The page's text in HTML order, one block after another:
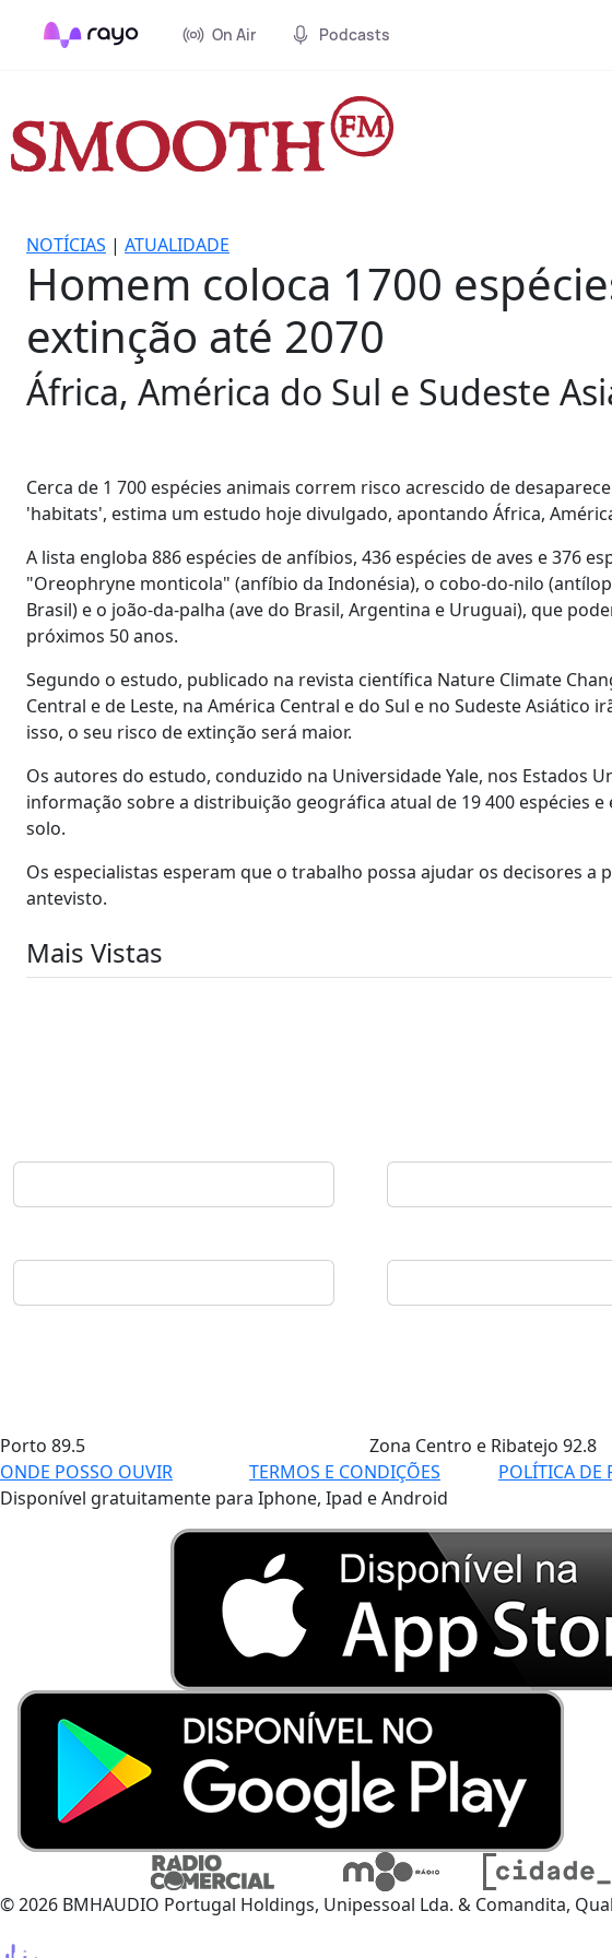
On Air Podcasts
NOTÍCIAS | ATUALIDADE
Homem coloca 1700
extinção até 2070
África, América do Sul e Sudeste
Cerca de 1 700 espécies animais correm risco acrescido de
'habitats', estima um estudo hoje divulgado, apontando África,
A lista engloba 886 espécies de anfíbios, 436 espécies de aves e 376
"Oreophryne monticola" (anfíbio da Indonésia), o cobo-do-nilo
Brasil) e o joão-da-palha (ave do Brasil, Argentina e Uruguai), que
próximos 50 anos.
Segundo o estudo, publicado na revista científica Nature Climate
Central e de Leste, na América Central e do Sul e no Sudeste
isso, o seu risco de extinção será maior.
Os autores do estudo, conduzido na Universidade Yale, nos Estados
informação sobre a distribuição geográfica atual de 19 400 espécies
solo.
Os especialistas esperam que o trabalho possa ajudar os decisores
antevisto.
Mais Vistas
Porto 89.5 Zona Centro e Ribatejo 92.8
ONDE POSSO OUVIR
TERMOS E CONDIÇÕES POLÍTICA DE
Disponível gratuitamente para Iphone, Ipad e Android
© 2026 BMHAUDIO Portugal Holdings, Unipessoal Lda. & Comandita,